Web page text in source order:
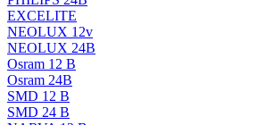
EXCELITE
NEOLUX 12v
NEOLUX 24В
Osram 12 В
Osram 24В
SMD 12 В
SMD 24 В